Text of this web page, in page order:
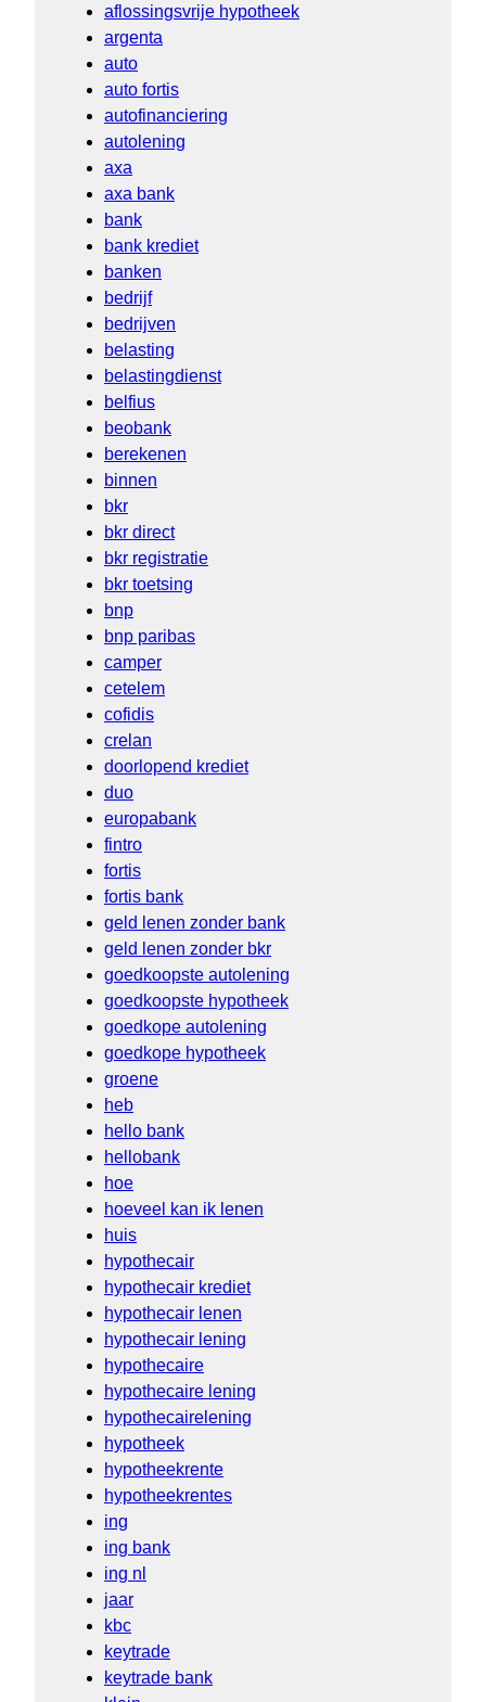
aflossingsvrije hypotheek
argenta
auto
auto fortis
autofinanciering
autolening
axa
axa bank
bank
bank krediet
banken
bedrijf
bedrijven
belasting
belastingdienst
belfius
beobank
berekenen
binnen
bkr
bkr direct
bkr registratie
bkr toetsing
bnp
bnp paribas
camper
cetelem
cofidis
crelan
doorlopend krediet
duo
europabank
fintro
fortis
fortis bank
geld lenen zonder bank
geld lenen zonder bkr
goedkoopste autolening
goedkoopste hypotheek
goedkope autolening
goedkope hypotheek
groene
heb
hello bank
hellobank
hoe
hoeveel kan ik lenen
huis
hypothecair
hypothecair krediet
hypothecair lenen
hypothecair lening
hypothecaire
hypothecaire lening
hypothecairelening
hypotheek
hypotheekrente
hypotheekrentes
ing
ing bank
ing nl
jaar
kbc
keytrade
keytrade bank